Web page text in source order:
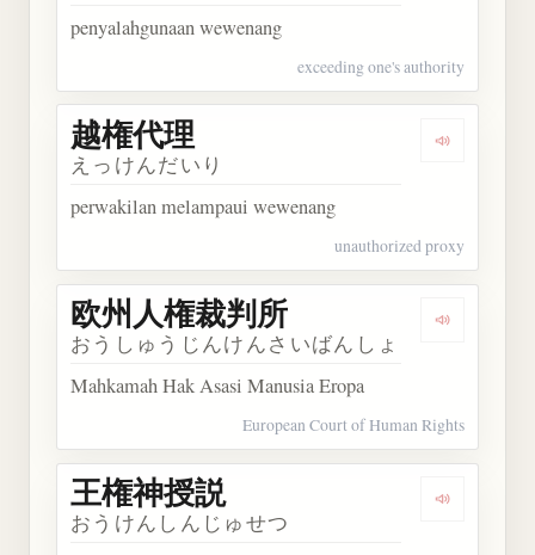
penyalahgunaan wewenang
exceeding one's authority
Dengarkan
越権代理
えっけんだいり
perwakilan melampaui wewenang
unauthorized proxy
Dengarkan
欧州人権裁判所
おうしゅうじんけんさいばんしょ
Mahkamah Hak Asasi Manusia Eropa
European Court of Human Rights
Dengarkan
王権神授説
おうけんしんじゅせつ